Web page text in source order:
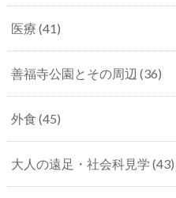
医療 (41)
善福寺公園とその周辺 (36)
外食 (45)
大人の遠足・社会科見学 (43)